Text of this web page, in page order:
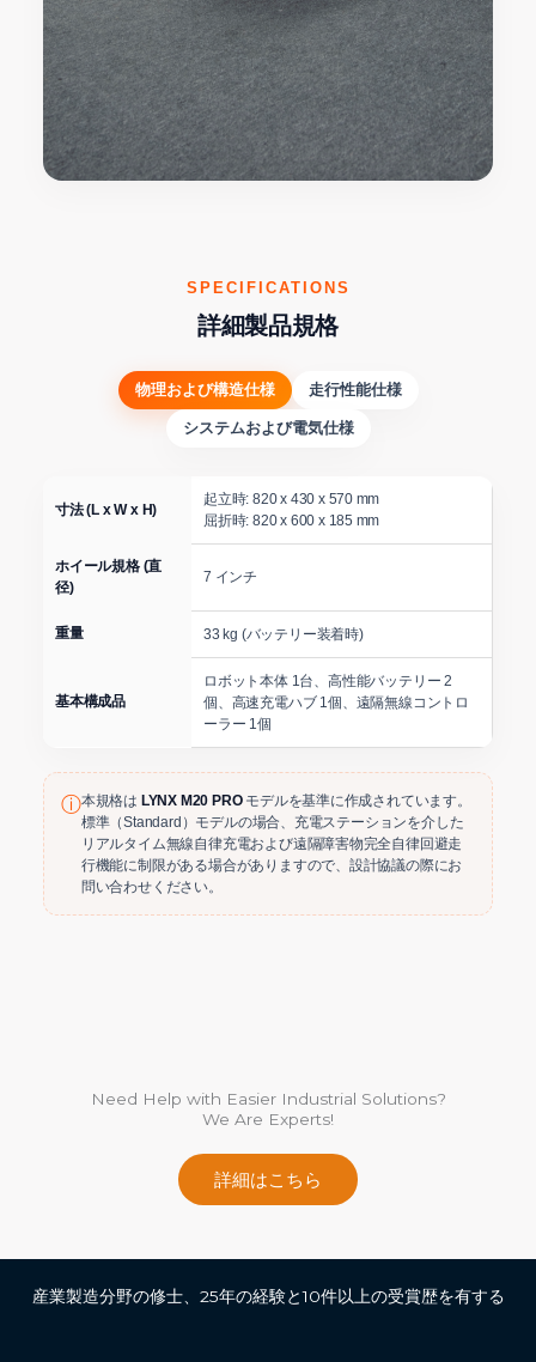
SPECIFICATIONS
詳細製品規格
物理および構造仕様 走行性能仕様
システムおよび電気仕様
寸法 (L x W x H)
起立時: 820 x 430 x 570 mm
屈折時: 820 x 600 x 185 mm
ホイール規格 (直
径)
7 インチ
重量 33 kg (バッテリー装着時)
基本構成品
ロボット本体 1台、高性能バッテリー 2
個、高速充電ハブ 1個、遠隔無線コントロ
ーラー 1個
ⓘ本規格は LYNX M20 PROモデルを基準に作成されています。
標準（Standard）モデルの場合、充電ステーションを介した
リアルタイム無線自律充電および遠隔障害物完全自律回避走
行機能に制限がある場合がありますので、設計協議の際にお
問い合わせください。
Need Help with Easier Industrial Solutions?
We Are Experts!
詳細はこちら
産業製造分野の修士、25年の経験と10件以上の受賞歴を有する